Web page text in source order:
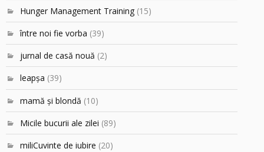
Hunger Management Training (15)
între noi fie vorba (39)
jurnal de casă nouă (2)
leapşa (39)
mamă şi blondă (10)
Micile bucurii ale zilei (89)
miliCuvinte de iubire (20)